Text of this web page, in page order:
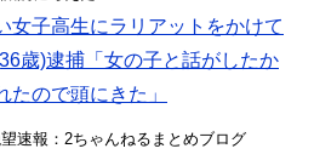
女子高生にラリアットをかけて
歳)逮捕「女の子と話がしたか
たので頭にきた」
速報：2ちゃんねるまとめブログ